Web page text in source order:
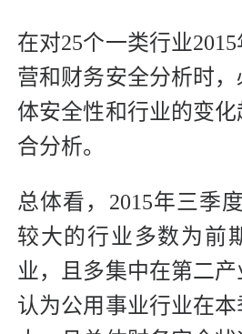
在对25个一类行业
营和财务安全分析时
体安全性和行业的变
合分析。
总体看，2015年三季
较大的行业多数为前
业，且多集中在第二产
认为公用事业行业在